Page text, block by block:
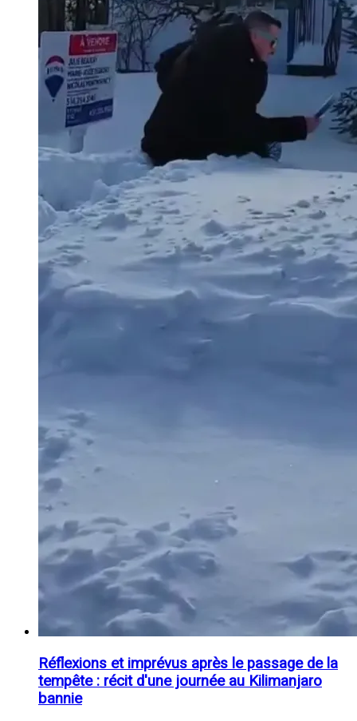
Réflexions et imprévus après le passage de la
tempête : récit d'une journée au Kilimanjaro
bannie